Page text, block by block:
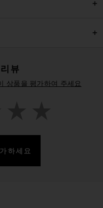
뷰
상품을 평가하여 주세요
하세요